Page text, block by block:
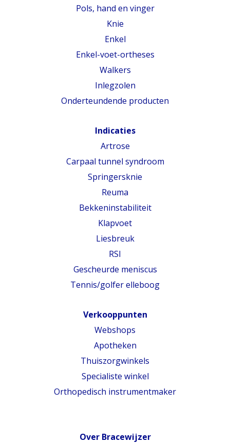
Pols, hand en vinger
Knie
Enkel
Enkel-voet-ortheses
Walkers
Inlegzolen
Onderteundende producten
Indicaties
Artrose
Carpaal tunnel syndroom
Springersknie
Reuma
Bekkeninstabiliteit
Klapvoet
Liesbreuk
RSI
Gescheurde meniscus
Tennis/golfer elleboog
Verkooppunten
Webshops
Apotheken
Thuiszorgwinkels
Specialiste winkel
Orthopedisch instrumentmaker
Over Bracewijzer